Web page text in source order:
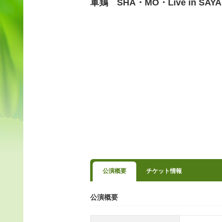
軍鶏 SHA・MO・Live in
公演概要 チケット情報
公演概要